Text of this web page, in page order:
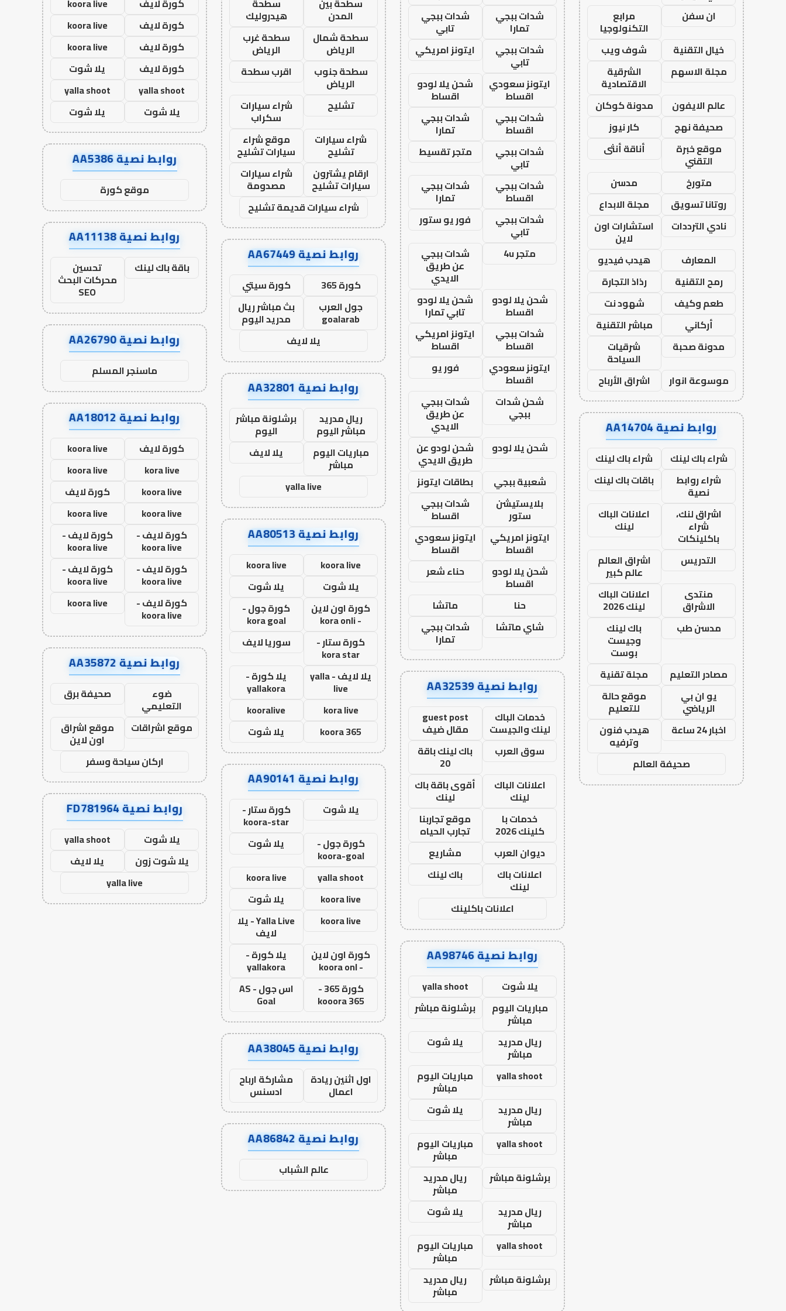
ان سفن
مرابع
التكنولوجيا
خيال التقنية
شوف ويب
مجلة الاسهم
الشرقية
الاقتصادية
عالم الايفون
مدونة كوكان
صحيفة نهج
كار نيوز
موقع خبرة
التقني
أناقة أنثى
متورخ
مدسن
روتانا تسويق
مجلة الابداع
نادي الترددات
استشارات اون
لاين
المعارف
هيدب فيديو
رمح التقنية
رذاذ التجارة
طعم وكيف
شهود نت
أركاني
مباشر التقنية
مدونة صحبة
شرقيات
السياحة
موسوعة انوار
اشراق الأرباح
روابط نصية AA14704
شراء باك لينك
شراء باك لينك
شراء روابط
نصية
باقات باك لينك
اشراق لنك،
شراء
باكلينكات
اعلانات الباك
لينك
التدريس
اشراق العالم
عالم كبير
منتدى
الاشراق
اعلانات الباك
لينك 2026
مدسن طب
باك لينك
وجيست
بوست
مصادر التعليم
مجلة تقنية
يو ان بي
الرياضي
موقع حالة
للتعليم
اخبار 24 ساعة
هيدب فنون
وترفيه
صحيفة العالم
شدات ببجي
تمارا
شدات ببجي
تابي
شدات ببجي
تابي
ايتونز امريكي
ايتونز سعودي
اقساط
شحن يلا لودو
اقساط
شدات ببجي
اقساط
شدات ببجي
تمارا
شدات ببجي
تابي
متجر تقسيط
شدات ببجي
اقساط
شدات ببجي
تمارا
شدات ببجي
تابي
فور يو ستور
متجر 4u
شدات ببجي
عن طريق
الايدي
شحن يلا لودو
اقساط
شحن يلا لودو
تابي تمارا
شدات ببجي
اقساط
ايتونز امريكي
اقساط
ايتونز سعودي
اقساط
فور يو
شحن شدات
ببجي
شدات ببجي
عن طريق
الايدي
شحن يلا لودو
شحن لودو عن
طريق الايدي
شعبية ببجي
بطاقات ايتونز
بلايستيشن
ستور
شدات ببجي
اقساط
ايتونز امريكي
اقساط
ايتونز سعودي
اقساط
شحن يلا لودو
اقساط
حناء شعر
حنا
ماتشا
شاي ماتشا
شدات ببجي
تمارا
روابط نصية AA32539
خدمات الباك
لينك والجيست
guest post
مقال ضيف
سوق العرب
باك لينك باقة
20
اعلانات الباك
لينك
أقوى باقة باك
لينك
خدمات با
كلينك 2026
موقع تجاربنا
تجارب الحياه
ديوان العرب
مشاريع
اعلانات باك
لينك
باك لينك
اعلانات باكلينك
روابط نصية AA98746
يلا شوت
yalla shoot
مباريات اليوم
مباشر
برشلونة مباشر
ريال مدريد
مباشر
يلا شوت
yalla shoot
مباريات اليوم
مباشر
ريال مدريد
مباشر
يلا شوت
yalla shoot
مباريات اليوم
مباشر
برشلونة مباشر
ريال مدريد
مباشر
ريال مدريد
مباشر
يلا شوت
yalla shoot
مباريات اليوم
مباشر
برشلونة مباشر
ريال مدريد
مباشر
المدن
هيدروليك
سطحة شمال
الرياض
سطحة غرب
الرياض
سطحة جنوب
الرياض
اقرب سطحة
تشليح
شراء سيارات
سكراب
شراء سيارات
تشليح
موقع شراء
سيارات تشليح
ارقام يشترون
سيارات تشليح
شراء سيارات
مصدومة
شراء سيارات قديمة تشليح
روابط نصية AA67449
كورة 365
كورة سيتي
جول العرب
goalarab
بث مباشر ريال
مدريد اليوم
يلا لايف
روابط نصية AA32801
ريال مدريد
مباشر اليوم
برشلونة مباشر
اليوم
مباريات اليوم
مباشر
يلا لايف
yalla live
روابط نصية AA80513
koora live
koora live
يلا شوت
يلا شوت
كورة اون لاين
- kora onli
كورة جول -
kora goal
كورة ستار -
kora star
سوريا لايف
يلا لايف - yalla
live
يلا كورة -
yallakora
kora live
kooralive
koora 365
يلا شوت
روابط نصية AA90141
يلا شوت كورة ستار -
koora-star
كورة جول -
koora-goal
يلا شوت
yalla shoot
koora live
koora live
يلا شوت
koora live
Yalla Live - يلا
لايف
كورة اون لاين
- koora onl
يلا كورة -
yallakora
كورة 365 -
kooora 365
اس جول - AS
Goal
روابط نصية AA38045
اول اثنين ريادة
اعمال
مشاركة ارباح
ادسنس
روابط نصية AA86842
عالم الشباب
كورة لايف
koora live
كورة لايف
koora live
كورة لايف
يلا شوت
yalla shoot
yalla shoot
يلا شوت
يلا شوت
روابط نصية AA5386
موقع كورة
روابط نصية AA11138
باقة باك لينك تحسين
محركات البحث
SEO
روابط نصية AA26790
ماسنجر المسلم
روابط نصية AA18012
كورة لايف
koora live
kora live
koora live
koora live
كورة لايف
koora live
koora live
كورة لايف -
koora live
كورة لايف -
koora live
كورة لايف -
koora live
كورة لايف -
koora live
كورة لايف -
koora live
koora live
روابط نصية AA35872
ضوء
التعليمي
صحيفة برق
موقع اشراقات
موقع اشراق
اون لاين
اركان سياحة وسفر
روابط نصية FD781964
يلا شوت
yalla shoot
يلا شوت زون
يلا لايف
yalla live